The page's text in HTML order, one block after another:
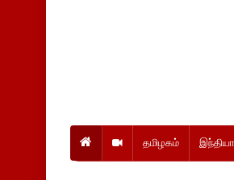
தமிழகம் இந்தியா